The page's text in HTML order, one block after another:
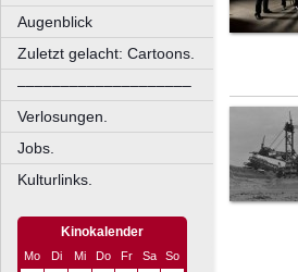
Augenblick
Zuletzt gelacht: Cartoons.
––––––––––––––––––––
Verlosungen.
Jobs.
Kulturlinks.
Kinokalender
Mo Di Mi Do Fr Sa
So